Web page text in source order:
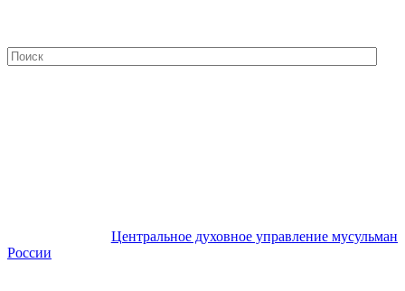
Центральное духовное управление мусульман
России